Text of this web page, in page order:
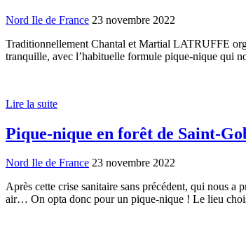
Nord Ile de France 23 novembre 2022
Traditionnellement Chantal et Martial LATRUFFE
tranquille, avec l’habituelle formule pique-nique qui
Lire la suite
Pique-nique en forêt de Saint-
Nord Ile de France 23 novembre 2022
Après cette crise sanitaire sans précédent, qui nous a
air… On opta donc pour un pique-nique ! Le lieu